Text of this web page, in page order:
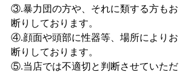
③.暴力団の方や、それに類する方もお
断りしております。
④.顔面や頭部に性器等、場所によりお
断りしております。
⑤.当店では不適切と判断させていただ